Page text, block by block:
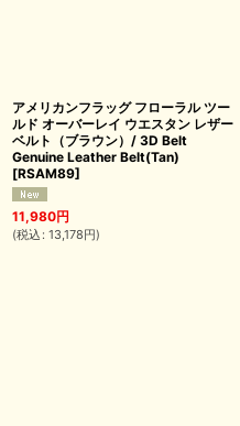
アメリカンフラッグ フローラル ツー
ルド オーバーレイ ウエスタン レザー
ベルト（ブラウン）/ 3D Belt
Genuine Leather Belt(Tan)
[RSAM89]
11,980円
(税込 : 13,178円)